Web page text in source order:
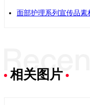
面部护理系列宣传品素
相关图片